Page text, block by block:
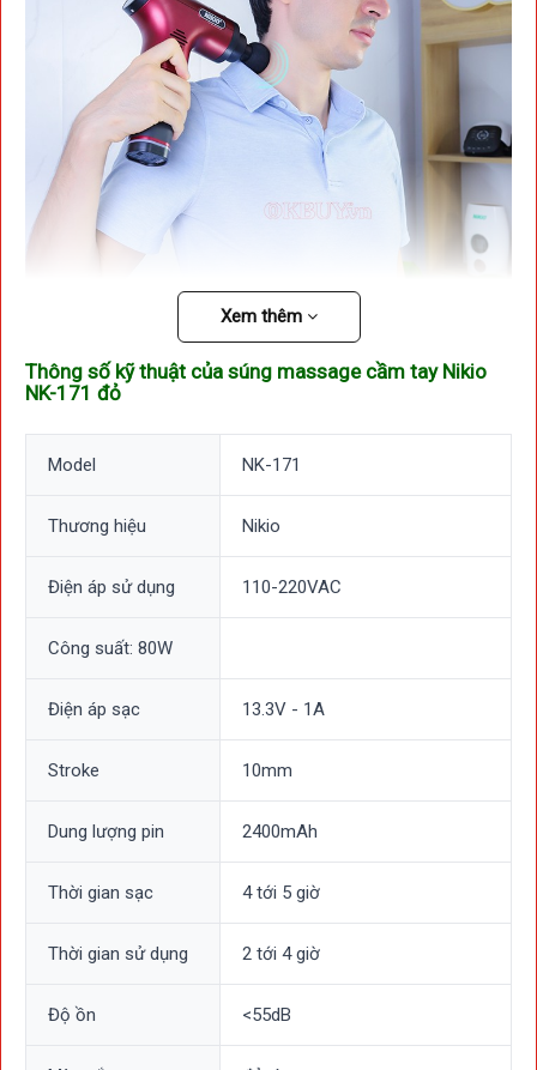
Trang bị một đế sạc thông minh
Súng massage cầm tay NikioNK-171được trang bị một đế
sạc rời thông minh và tiện lợi giúp cho quá trình sạc trở nên
dễ dàng hơn bao giờ hết. Đế sạc rời, tiện lợi khi hết pin chỉ
việc cấm lên đế sạc là xong. Thời gian sạc lại cũng vô cùng
nhanh chóng.
Xem thêm
Thông số kỹ thuật của súng massage cầm tay Nikio
NK-171 đỏ
Model NK-171
Thương hiệu Nikio
Điện áp sử dụng 110-220VAC
Công suất: 80W
Điện áp sạc 13.3V - 1A
Stroke 10mm
Dung lượng pin 2400mAh
Thời gian sạc 4 tới 5 giờ
Thời gian sử dụng 2 tới 4 giờ
Độ ồn <55dB